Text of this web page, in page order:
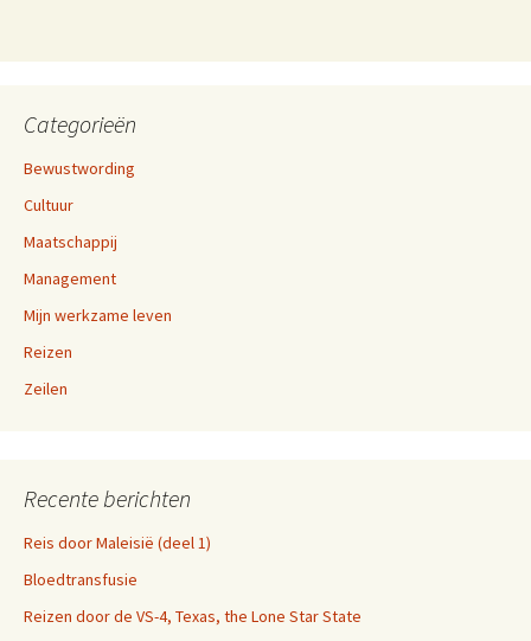
Categorieën
Bewustwording
Cultuur
Maatschappij
Management
Mijn werkzame leven
Reizen
Zeilen
Recente berichten
Reis door Maleisië (deel 1)
Bloedtransfusie
Reizen door de VS-4, Texas, the Lone Star State